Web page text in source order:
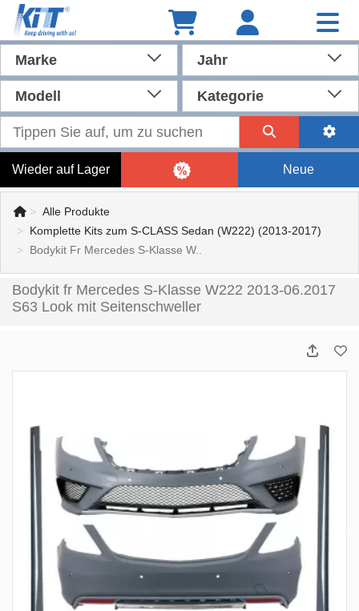
Marke Jahr
Modell Kategorie
Wieder auf Lager Neue
Alle Produkte
Komplette Kits zum S-CLASS Sedan (W222) (2013-2017)
Bodykit Fr Mercedes S-Klasse W..
Bodykit fr Mercedes S-Klasse W222 2013-06.2017
S63 Look mit Seitenschweller